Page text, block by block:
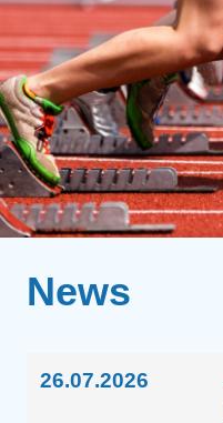
News
26.07.2026